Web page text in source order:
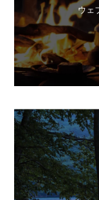
ウェ